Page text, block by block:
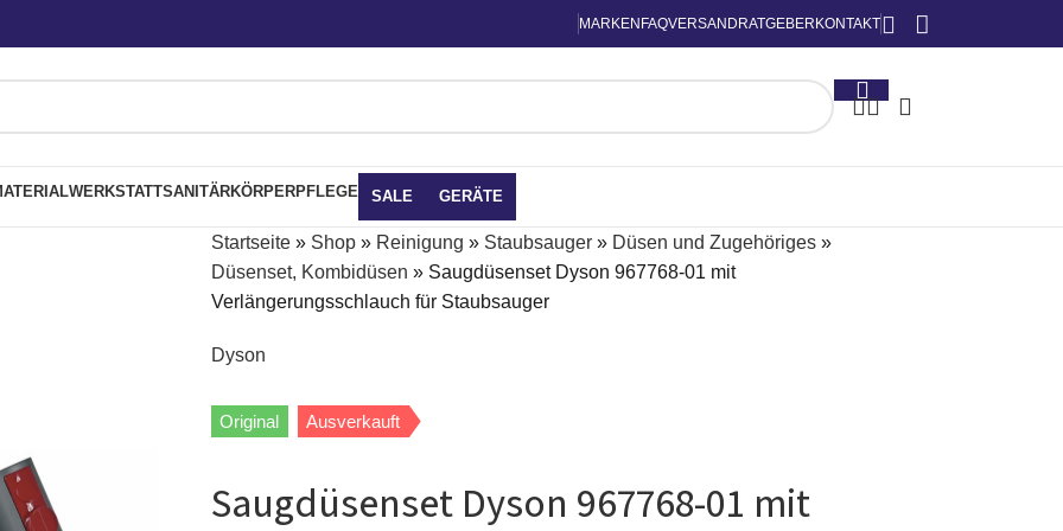
MARKEN FAQVERSAND RATGEBER KONTAKT
WERKSTATTSANITÄRKÖRPERPFLEGE SALE GERÄTE
Startseite» Shop» Reinigung » Staubsauger» Düsen und Zugehöriges»
Düsenset, Kombidüsen » Saugdüsenset Dyson 967768-01 mit
Verlängerungsschlauch für Staubsauger
Dyson
Original Ausverkauft
Saugdüsenset Dyson 967768-01 mit